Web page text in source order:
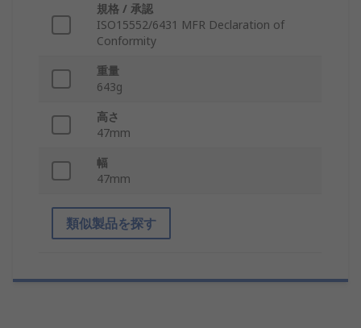
規格 / 承認
ISO15552/6431 MFR Declaration of
Conformity
重量
643g
高さ
47mm
幅
47mm
類似製品を探す